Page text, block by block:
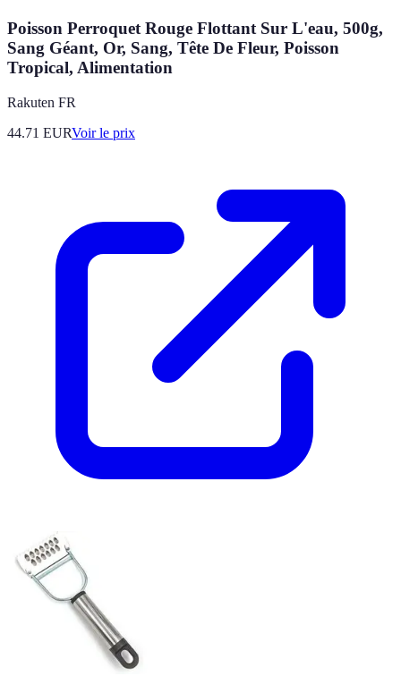
Poisson Perroquet Rouge Flottant Sur L'eau, 500g,
Sang Géant, Or, Sang, Tête De Fleur, Poisson
Tropical, Alimentation
Rakuten FR
44.71 EURVoir le prix